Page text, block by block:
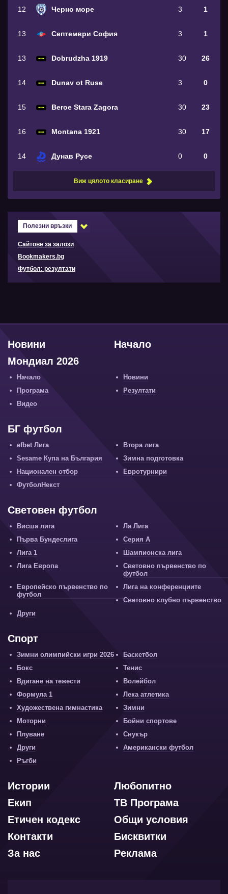
12 Черно море 3 1
13 Септември София 3 1
13 Dobrudzha 1919 30 26
14 Dunav ot Ruse 3 0
15 Beroe Stara Zagora 30 23
16 Montana 1921 30 17
14 Дунав Русе 0 0
Виж цялото класиране
Полезни връзки
Сайтове за залози
Bookmakers.bg
Футбол: резултати
Начало
Новини
Мондиал 2026
Начало
Новини
Програма
Резултати
Видео
БГ футбол
efbet Лига
Втора лига
Sesame Купа на България
Зимна подготовка
Национален отбор
Евротурнири
ФутболНекст
Световен футбол
Висша лига
Ла Лига
Първа Бундеслига
Серия А
Лига 1
Шампионска лига
Лига Европа
Световно първенство по
футбол
Европейско първенство по
футбол
Лига на конференциите
Световно клубно първенство
Други
Спорт
Зимни олимпийски игри 2026
Баскетбол
Бокс
Тенис
Вдигане на тежести
Волейбол
Формула 1
Лека атлетика
Художествена гимнастика
Зимни
Моторни
Бойни спортове
Плуване
Снукър
Други
Американски футбол
Ръгби
Любопитно
Истории
ТВ Програма
Екип
Общи условия
Етичен кодекс
Бисквитки
Контакти
Реклама
За нас